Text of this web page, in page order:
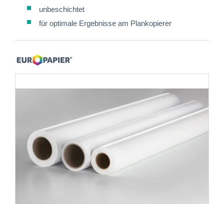
unbeschichtet
für optimale Ergebnisse am Plankopierer